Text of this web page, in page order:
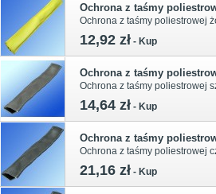
Ochrona z taśmy
12,92 zł - Kup
Ochrona z taśmy
14,64 zł - Kup
Ochrona z taśmy
21,16 zł - Kup